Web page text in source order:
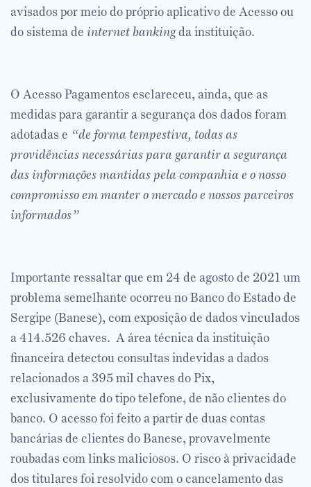
avisados por meio do próprio aplicativo de Acesso ou
do sistema de internet bankingda instituição.
O Acesso Pagamentos esclareceu, ainda, que as
medidas para garantir a segurança dos dados foram
adotadas e “de forma tempestiva, todas as
providências necessárias para garantir a segurança
das informações mantidas pela companhia e o nosso
compromisso em manter o mercado e nossos parceiros
informados”
Importante ressaltar que em 24 de agosto de 2021 um
problema semelhante ocorreu no Banco do Estado de
Sergipe (Banese), com exposição de dados vinculados
a 414.526 chaves. A área técnica da instituição
financeira detectou consultas indevidas a dados
relacionados a 395 mil chaves do Pix,
exclusivamente do tipo telefone, de não clientes do
banco. O acesso foi feito a partir de duas contas
bancárias de clientes do Banese, provavelmente
roubadas com links maliciosos. O risco à privacidade
dos titulares foi resolvido com o cancelamento das